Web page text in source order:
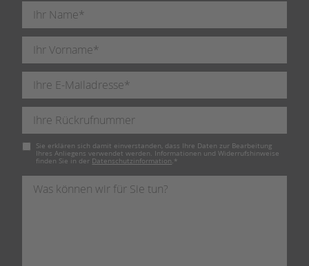
Pflichtfeld
Sie erklären sich damit einverstanden, dass Ihre Daten zur Bearbeitung
Ihres Anliegens verwendet werden. Informationen und Widerrufshinweise
finden Sie in der Datenschutzinformation *